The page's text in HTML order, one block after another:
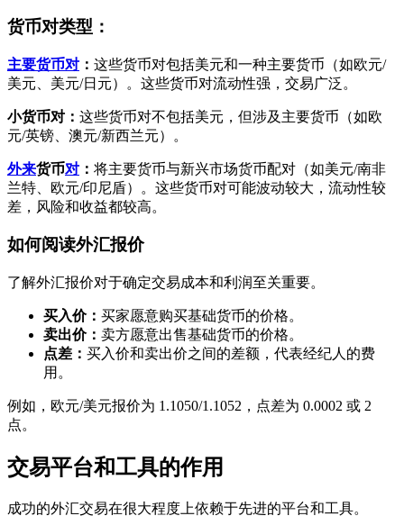
货币对类型：
主要货币对 ： 这些货币对包括美元和一种主要货币（如欧元/
美元、美元/日元）。这些货币对流动性强，交易广泛。
小货币对： 这些货币对不包括美元，但涉及主要货币（如欧
元/英镑、澳元/新西兰元）。
外来货币对 ： 将主要货币与新兴市场货币配对（如美元/南非
兰特、欧元/印尼盾）。这些货币对可能波动较大，流动性较
差，风险和收益都较高。
如何阅读外汇报价
了解外汇报价对于确定交易成本和利润至关重要。
买入价： 买家愿意购买基础货币的价格。
卖出价： 卖方愿意出售基础货币的价格。
点差： 买入价和卖出价之间的差额，代表经纪人的费
用。
例如，欧元/美元报价为 1.1050/1.1052，点差为 0.0002 或 2
点。
交易平台和工具的作用
成功的外汇交易在很大程度上依赖于先进的平台和工具。